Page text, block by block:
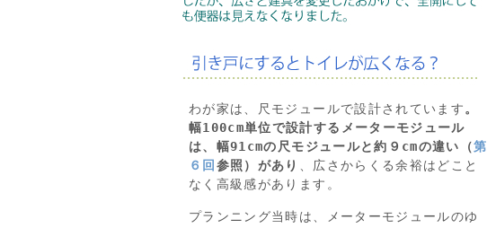
わが家は、尺モジュールで設計されています。
幅100cm単位で設計するメーターモジュール
は、幅91cmの尺モジュールと約９cmの違い（第
６回 参照）があり
、広さからくる余裕はどこと
なく高級感があります。
プランニング当時は、メーターモジュールのゆ